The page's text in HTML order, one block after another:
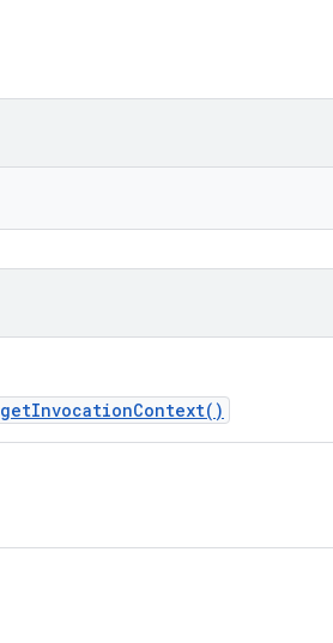
getInvocationContext()